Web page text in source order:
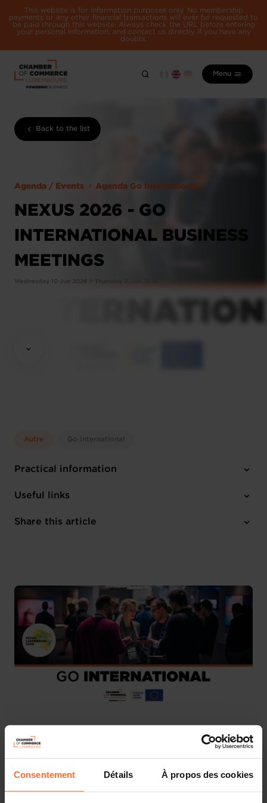
Consentement Détails À propos des cookies
This website is for information purposes only. No membership
payments or any other financial transactions will ever be requested to
be paid through this website. Always check the URL before entering
your personal information, and contact us directly if you have any
doubts.
Menu
Back to the list
Agenda / Events Agenda Go International
NEXUS 2026 - GO
INTERNATIONAL BUSINESS
MEETINGS
Wednesday 10 Jun 2026 > Thursday 11 Jun 2026
Autre Go International
Practical information
Wednesday 10 Jun 2026 > Thursday 11 Jun 2026
English
Useful links
Register here
Share this article
We take great pleasure in informing you about the 3rd
Organised by Paperjam and The Dots,Nexus